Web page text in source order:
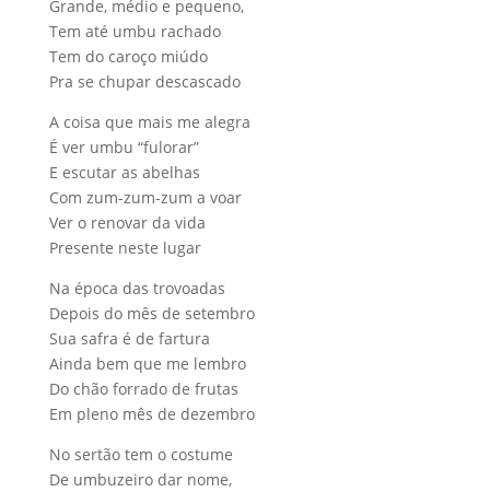
Grande, médio e pequeno,
Tem até umbu rachado
Tem do caroço miúdo
Pra se chupar descascado
A coisa que mais me alegra
É ver umbu “fulorar”
E escutar as abelhas
Com zum-zum-zum a voar
Ver o renovar da vida
Presente neste lugar
Na época das trovoadas
Depois do mês de setembro
Sua safra é de fartura
Ainda bem que me lembro
Do chão forrado de frutas
Em pleno mês de dezembro
No sertão tem o costume
De umbuzeiro dar nome,